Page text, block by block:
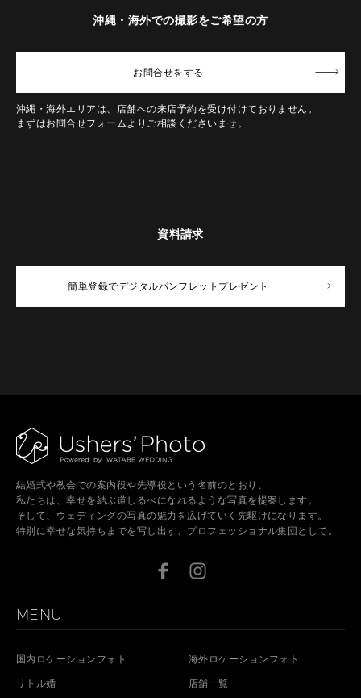
沖縄・海外での撮影をご希望の方
お問合せをする
沖縄・海外エリアは、店舗への来店予約を受け付けておりません。
まずはお問合せフォームよりご相談くださいませ。
資料請求
簡単登録でデジタルパンフレットプレゼント
結婚式や教会での案内役や先導役という名前のとおり、
私たちは、幸せを結ぶ道しるべになれるような写真を提案します。
そして、ウェディングの写真の魅力を広げていく先駆けになります。
特別に幸せな気持ちまでを写し出す、プロフェッショナル集団として。
MENU
国内ロケーションフォト
海外ロケーションフォト
リトル婚
店舗一覧